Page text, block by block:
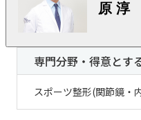
原 淳
専門分野・得意とす
スポーツ整形(関節鏡・